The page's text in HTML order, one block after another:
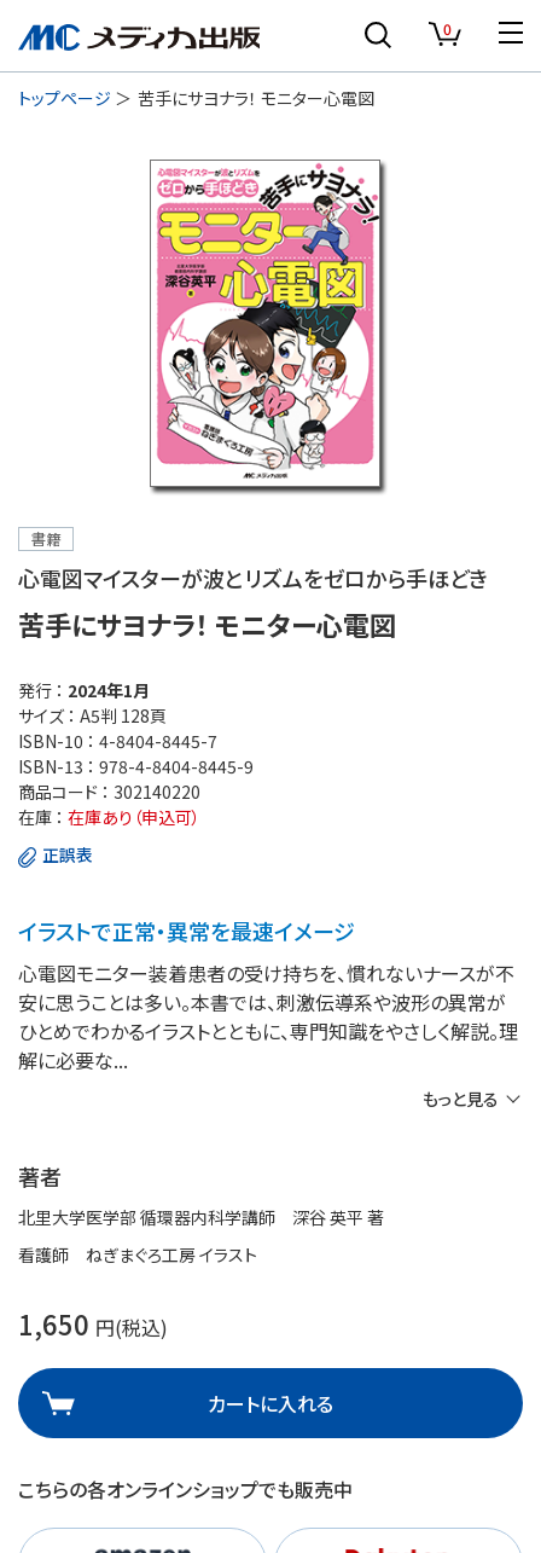
0
トップページ 苦手にサヨナラ！ モニター心電図
書籍
心電図マイスターが波とリズムをゼロから手ほどき
苦手にサヨナラ！ モニター心電図
発行 ： 2024年1月
サイズ ： A5判 128頁
ISBN-10 ： 4-8404-8445-7
ISBN-13 ： 978-4-8404-8445-9
商品コード ： 302140220
在庫 ： 在庫あり（申込可）
正誤表
イラストで正常・異常を最速イメージ
心電図モニター装着患者の受け持ちを、慣れないナースが不
安に思うことは多い。本書では、刺激伝導系や波形の異常が
ひとめでわかるイラストとともに、専門知識をやさしく解説。理
解に必要な
もっと見る
著者
北里大学医学部 循環器内科学講師 深谷 英平 著
看護師 ねぎまぐろ工房 イラスト
1,650 円(税込)
カートに入れる
こちらの各オンラインショップでも販売中